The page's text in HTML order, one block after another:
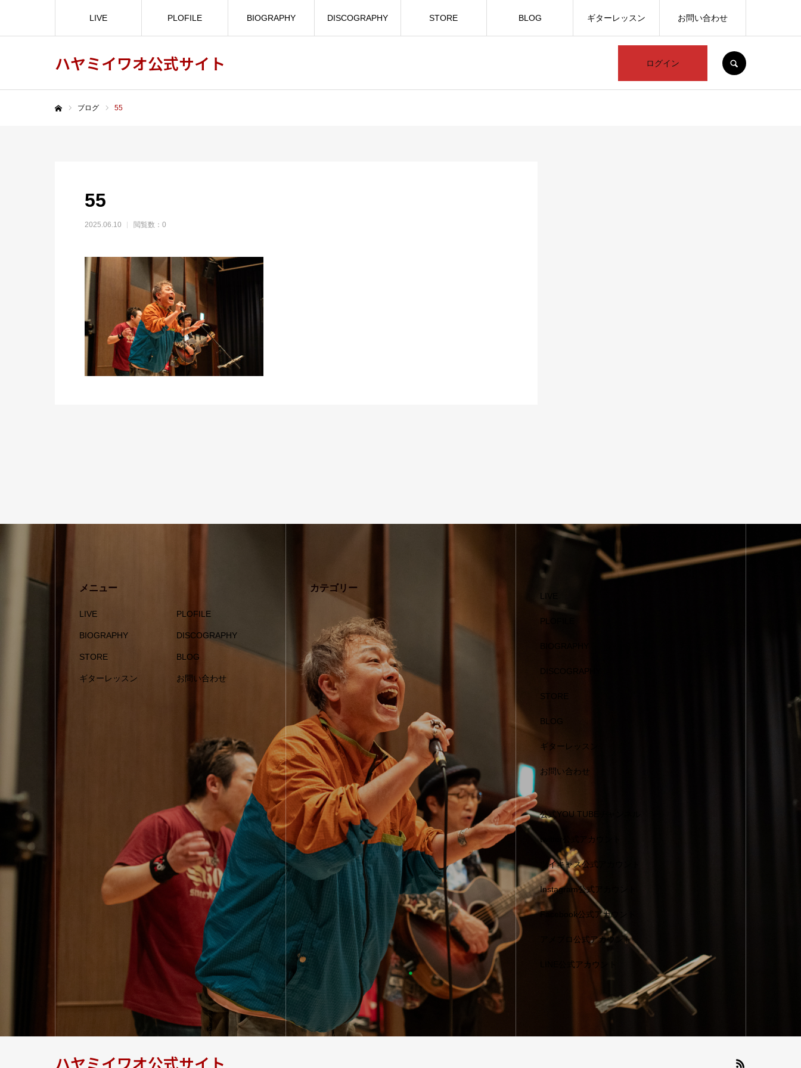
ハヤミイワオ公式サイト ログイン
LIVE PLOFILE BIOGRAPHY DISCOGRAPHY STORE BLOG ギターレッスン お問い合わせ
ブログ 55
55
2025.06.10 閲覧数：0
メニュー
LIVE PLOFILE
BIOGRAPHY DISCOGRAPHY
STORE BLOG
ギターレッスン お問い合わせ
カテゴリー
PLOFILE
DISCOGRAPHY
STORE
BLOG
ギターレッスン
お問い合わせ
公式YOU TUBEチャンネル
twitter公式アカウント
ツイキャス公式アカウント
Instagram公式アカウント
Facebook公式アカウント
アメブロ公式アカウント
LINE公式アカウント
ハヤミイワオ公式サイト